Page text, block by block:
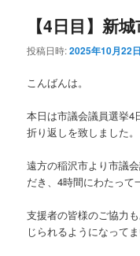
【4日目】新
投稿日時:2025年10月22日
こんばんは。
本日は市議会議員選挙4
折り返しを致しました。
遠方の稲沢市より市議
だき、4時間にわたって
支援者の皆様のご協力
じられるようになってま